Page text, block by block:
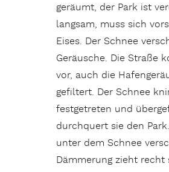
geräumt, der Park ist
langsam, muss sich
Eises. Der Schnee
Geräusche. Die Straße
vor, auch die
gefiltert. Der Schnee
festgetreten und
durchquert sie den
unter dem Schnee
Dämmerung zieht recht